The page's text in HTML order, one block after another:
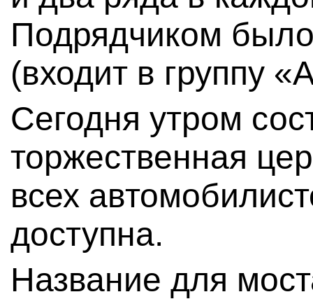
Подрядчиком
(входит в группу
Сегодня утром
торжественная
всех
доступна.
Название для